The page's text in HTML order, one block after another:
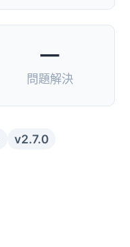
—
問題解決
v2.7.0